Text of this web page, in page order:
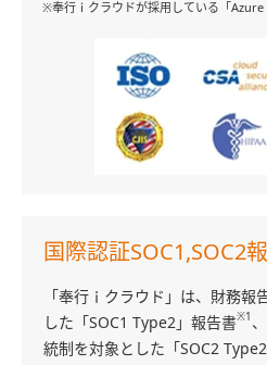
※奉行ｉクラウドが採用している「
国際認証SOC1,SOC2
「奉行ｉクラウド」は、財務報
した「SOC1 Type2」報告書※1
統制を対象とした「SOC2